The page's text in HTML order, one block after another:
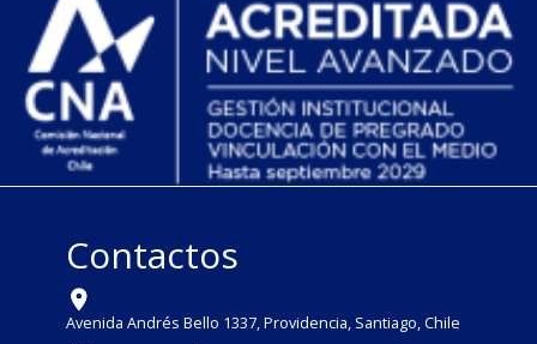
Contactos
Avenida Andrés Bello 1337, Providencia, Santiago, Chile